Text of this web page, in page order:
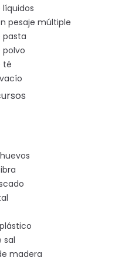
pesaje múltiple
pasta
polvo
té
sal
madera